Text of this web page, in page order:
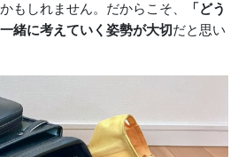
もしれません。だからこそ、
「どう
緒に考えていく姿勢が大切だと思い